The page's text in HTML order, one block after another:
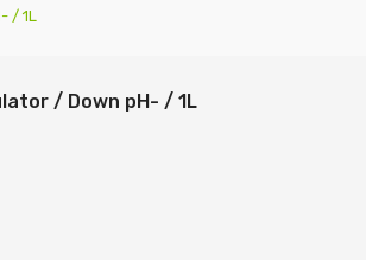
/ 1L
/ Down pH- / 1L